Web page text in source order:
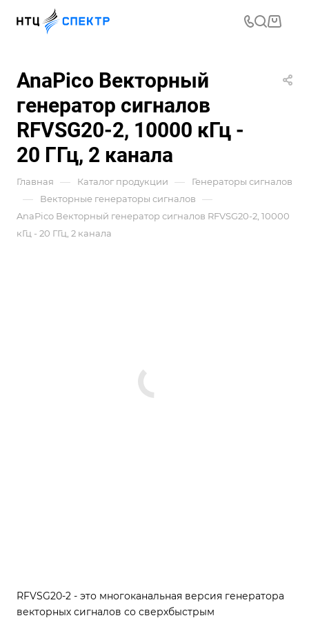
AnaPico Векторный
генератор сигналов
RFVSG20-2, 10000 кГц -
20 ГГц, 2 канала
Главная — Каталог продукции — Генераторы сигналов
— Векторные генераторы сигналов —
AnaPico Векторный генератор сигналов RFVSG20-2, 10000
кГц - 20 ГГц, 2 канала
RFVSG20-2 - это многоканальная версия генератора
векторных сигналов со сверхбыстрым